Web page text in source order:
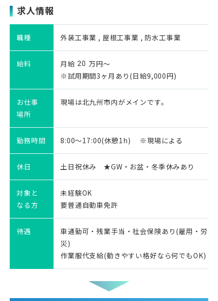
求人情報
職種 外装工事業 , 屋根工事業 , 防水工事業
給料 月給 20 万円～
※試用期間3ヶ月あり(日給9,000円)
お仕事
場所
現場は北九州市内がメインです。
勤務時間 8:00～17:00(休憩1h) ※現場による
休日 土日祝休み ★GW・お盆・冬季休みあり
対象と
なる方
未経験OK
要普通自動車免許
待遇
車通勤可・残業手当・社会保険あり(雇用・労
災)
作業服代支給(動きやすい格好なら何でもOK)